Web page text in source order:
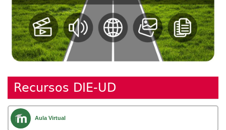
Recursos DIE-UD
Aula Virtual